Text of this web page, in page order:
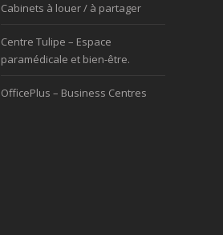
Cabinets à louer / à partager
Centre Tulipe – Espace
paramédicale et bien-être.
OfficePlus – Business Centres